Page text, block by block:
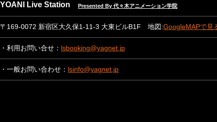
YOANI Live Station Presented By 代々木アニメーション学院
〒169-0072 新宿区大久保1-11-3 大東ビルB1F 地図:GoogleMAPで見
・利用お問い合せ： lsbooking@yagnet.jp
・一般お問い合わせ： lsinfo@yagnet.jp